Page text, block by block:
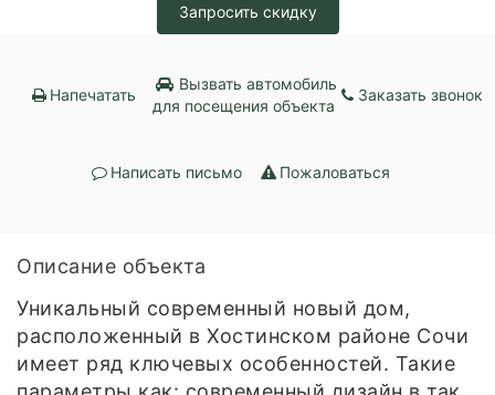
Запросить скидку
Напечатать
Вызвать автомобиль
для посещения объекта
Заказать звонок
Написать письмо Пожаловаться
Описание объекта
Уникальный современный новый дом,
расположенный в Хостинском районе Сочи
имеет ряд ключевых особенностей. Такие